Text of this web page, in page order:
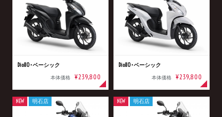
Dio110･ベーシック
本体価格 ¥239,800
Dio110･ベーシック
本体価格 ¥239,800
NEW 明石店 NEW 明石店